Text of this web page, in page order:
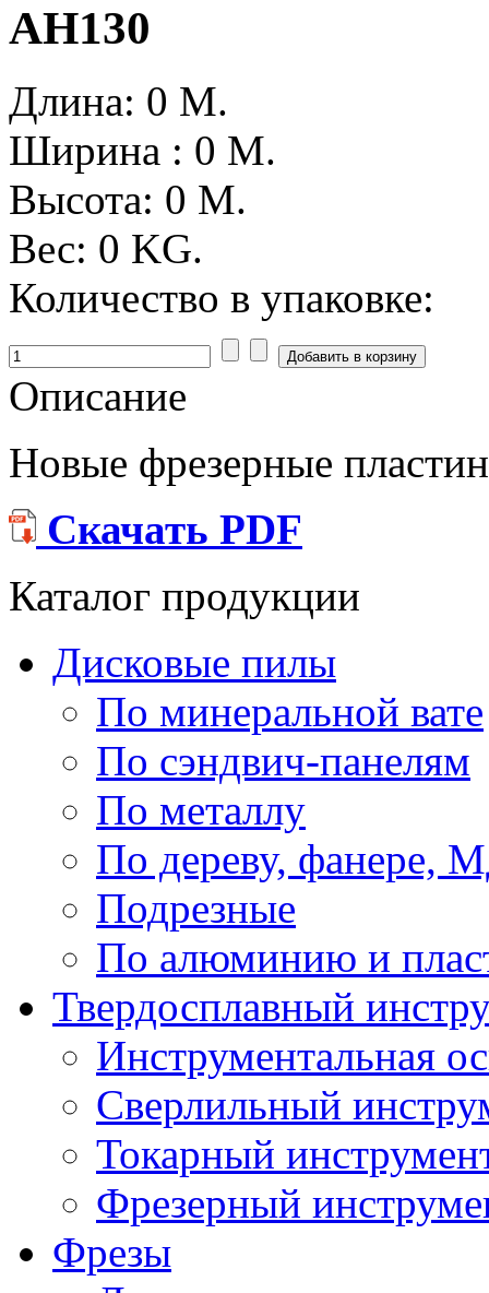
AH130
Длина: 0 M.
Ширина : 0 M.
Высота: 0 M.
Вес: 0 KG.
Количество в упаковке:
Описание
Новые фрезерные
Скачать PDF
Каталог продукции
Дисковые пилы
По минеральной вате
По сэндвич-панелям
По металлу
По дереву,
Подрезные
По алюминию и
Твердосплавный
Инструментальная
Сверлильный
Токарный
Фрезерный
Фрезы